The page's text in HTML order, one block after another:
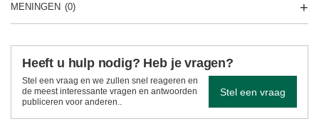
MENINGEN (0)
Heeft u hulp nodig? Heb je vragen?
Stel een vraag en we zullen snel reageren en
de meest interessante vragen en antwoorden
publiceren voor anderen..
Stel een vraag